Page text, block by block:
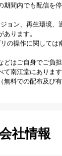
期間内でも配信を
ョン、再生環境、
ります。
の操作に関して
どはご自身でご負担
て南江堂にありま
無料での配布及び
社情報